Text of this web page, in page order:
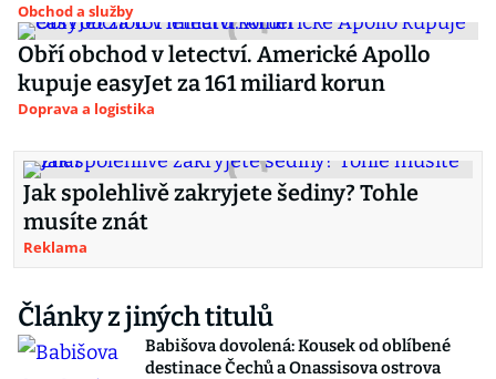
Obchod a služby
Obří obchod v letectví. Americké Apollo
kupuje easyJet za 161 miliard korun
Doprava a logistika
Jak spolehlivě zakryjete šediny? Tohle
musíte znát
Reklama
Články z jiných titulů
Babišova dovolená: Kousek od oblíbené
destinace Čechů a Onassisova ostrova